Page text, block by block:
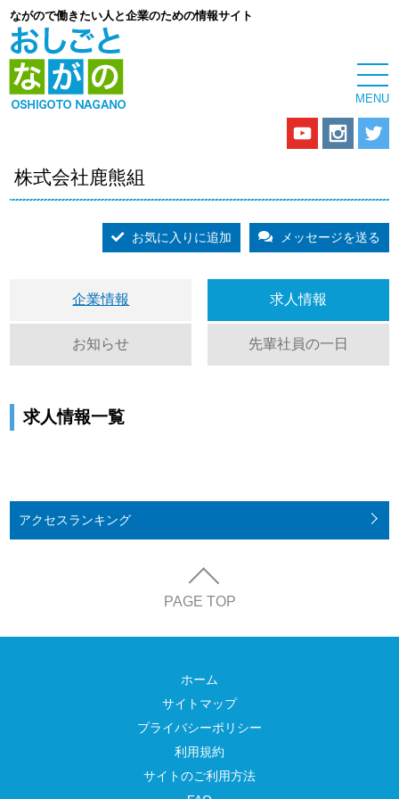
ながので働きたい人と企業のための情報サイト
株式会社鹿熊組
お気に入りに追加 メッセージを送る
企業情報 求人情報
お知らせ 先輩社員の一日
求人情報一覧
アクセスランキング
PAGE TOP
ホーム
サイトマップ
プライバシーポリシー
利用規約
サイトのご利用方法